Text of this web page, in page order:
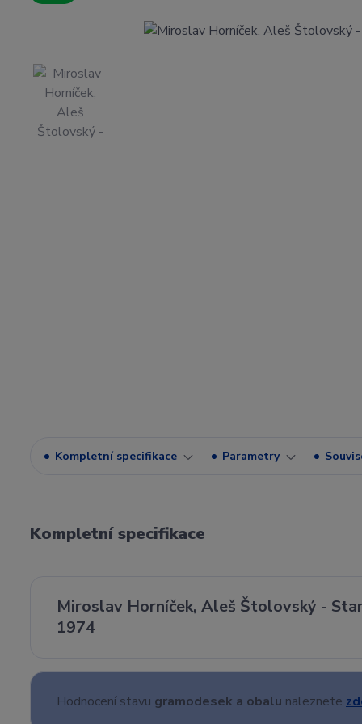
Kompletní specifikace Parametry
Kompletní specifikace
Miroslav Horníček, Aleš Štolovský -
1974
Hodnocení stavu gramodesek a obalu naleznete